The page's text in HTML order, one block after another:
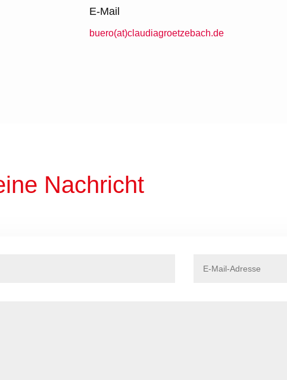
E-Mail
buero(at)claudiagroetzebach.de
Nachricht